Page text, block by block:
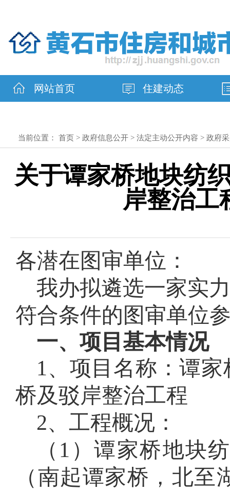
网站首页 住建动态
当前位置： 首页 > 政府信息公开 > 法定主动公开内容 > 政府
关于谭家桥地块纺
岸整治工
各潜在图审单位：
我办拟遴选一家实
符合条件的图审单位
一、项目基本情况
1、 项目名称：谭家
桥及驳岸整治工程
2、工程概况：
（ 1 ）谭家桥地块
（南起谭家桥，北